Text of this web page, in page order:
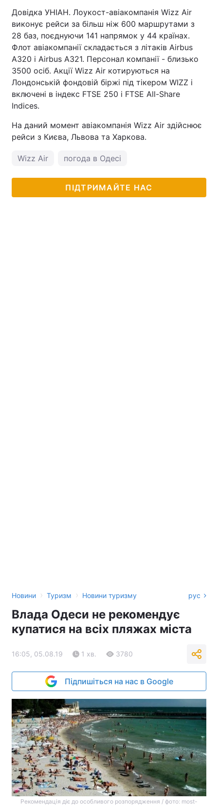
Довідка УНІАН. Лоукост-авіакомпанія Wizz Air
виконує рейси за більш ніж 600 маршрутами з
28 баз, поєднуючи 141 напрямок у 44 країнах.
Флот авіакомпанії складається з літаків Airbus
A320 і Airbus A321. Персонал компанії - близько
3500 осіб. Акції Wizz Air котируються на
Лондонській фондовій біржі під тікером WIZZ і
включені в індекс FTSE 250 і FTSE All-Share
Indices.
На даний момент авіакомпанія Wizz Air здійснює
рейси з Києва, Львова та Харкова.
Wizz Air погода в Одесі
ПІДТРИМАЙТЕ НАС
Новини › Туризм › Новини туризму рус
Влада Одеси не рекомендує
купатися на всіх пляжах міста
16:05, 05.08.19 1 хв. 3780
Підпишіться на нас в Google
Рекомендація діє до особливого розпорядження / фото: most-